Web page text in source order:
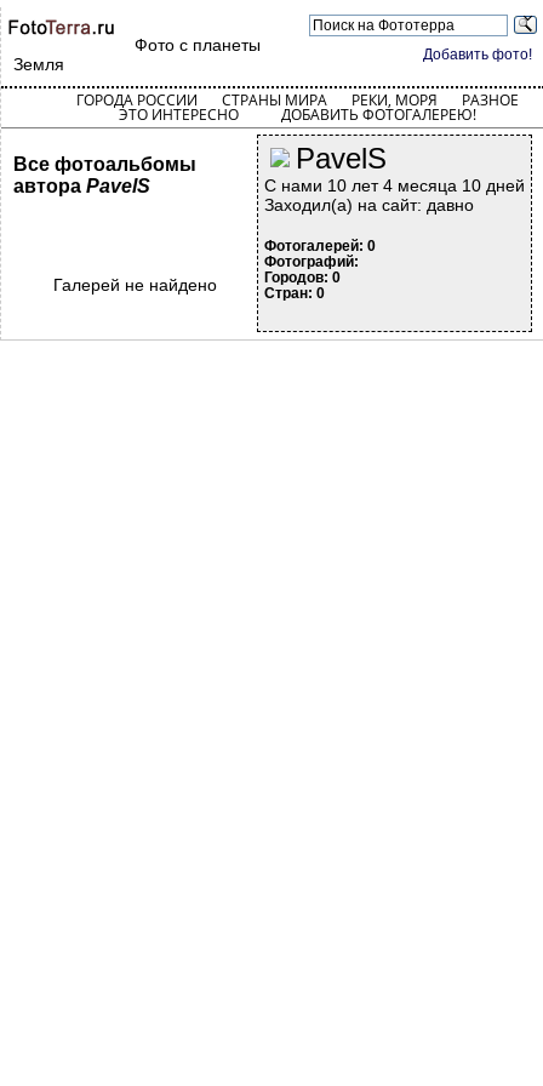
Добавить фото!
Фото с планеты
Земля
ГОРОДА РОССИИ СТРАНЫ МИРА РЕКИ, МОРЯ РАЗНОЕ
ЭТО ИНТЕРЕСНО ДОБАВИТЬ ФОТОГАЛЕРЕЮ!
PavelS
С нами 10 лет 4 месяца 10 дней
Заходил(а) на сайт: давно
Фотогалерей: 0
Фотографий:
Городов: 0
Стран: 0
Все фотоальбомы
автора PavelS
Галерей не найдено